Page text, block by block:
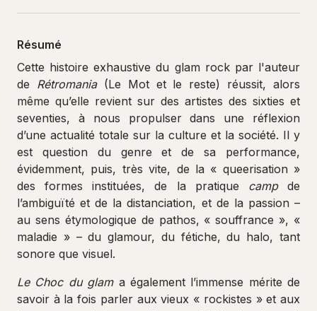
Résumé
Cette histoire exhaustive du glam rock par l'auteur
de Rétromania(Le Mot et le reste) réussit, alors
même qu’elle revient sur des artistes des sixties et
seventies, à nous propulser dans une réflexion
d’une actualité totale sur la culture et la société. Il y
est question du genre et de sa performance,
évidemment, puis, très vite, de la « queerisation »
des formes instituées, de la pratique campde
l’ambiguïté et de la distanciation, et de la passion –
au sens étymologique de pathos, « souffrance », «
maladie » – du glamour, du fétiche, du halo, tant
sonore que visuel.
Le Choc du glama également l’immense mérite de
savoir à la fois parler aux vieux « rockistes » et aux